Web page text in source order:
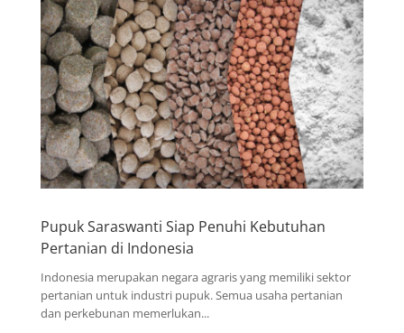
Pupuk Saraswanti Siap Penuhi Kebutuhan
Pertanian di Indonesia
Indonesia merupakan negara agraris yang memiliki sektor
pertanian untuk industri pupuk. Semua usaha pertanian
dan perkebunan memerlukan...